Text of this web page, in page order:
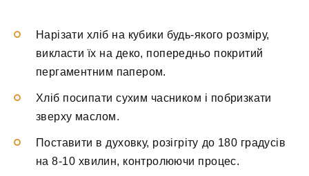
Нарізати хліб на кубики будь-якого розміру,
викласти їх на деко, попередньо покритий
пергаментним папером.
Хліб посипати сухим часником і побризкати
зверху маслом.
Поставити в духовку, розігріту до 180 градусів
на 8-10 хвилин, контролюючи процес.